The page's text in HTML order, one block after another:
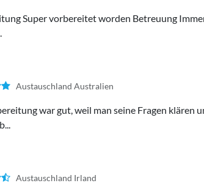
Super vorbereitet worden Betreuung
Austauschland Australien
war gut, weil man seine Fragen klären
Austauschland Irland